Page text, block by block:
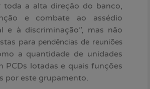
toda a alta direção do banco,
e combate ao assédio
e à discriminação”, mas não
para pendências de reuniões
a quantidade de unidades
PCDs lotadas e quais funções
por este grupamento.